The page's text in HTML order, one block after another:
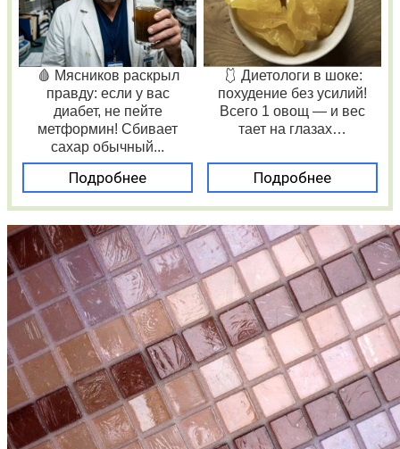
🩸 Мясников раскрыл
правду: если у вас
диабет, не пейте
метформин! Сбивает
сахар обычный...
Подробнее
🩱 Диетологи в шоке:
похудение без усилий!
Всего 1 овощ — и вес
тает на глазах…
Подробнее